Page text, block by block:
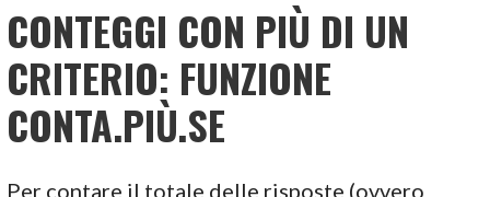
CONTEGGI CON PIÙ DI UN
CRITERIO: FUNZIONE
CONTA.PIÙ.SE
Per contare il totale delle risposte (ovvero